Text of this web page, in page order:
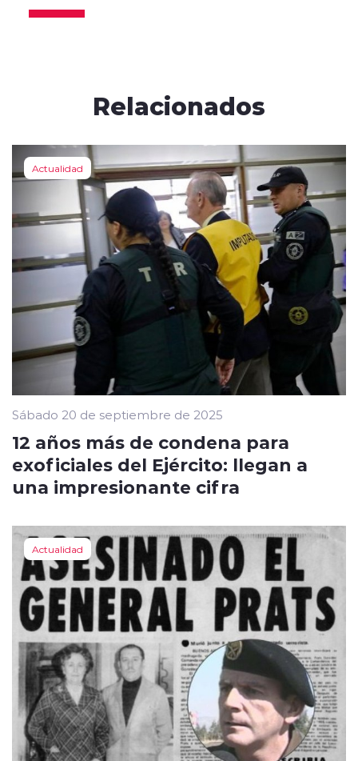
Relacionados
Actualidad
Sábado 20 de septiembre de 2025
12 años más de condena para
exoficiales del Ejército: llegan a
una impresionante cifra
Actualidad